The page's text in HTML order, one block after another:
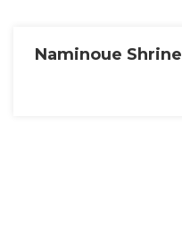
Naminoue Shrine